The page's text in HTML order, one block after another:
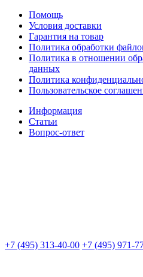
Помощь
Условия доставки
Гарантия на товар
Политика обработки
Политика в отношении
данных
Политика
Пользовательское
Информация
Статьи
Вопрос-ответ
+7 (495) 313-40-00 +7 (495) 971-